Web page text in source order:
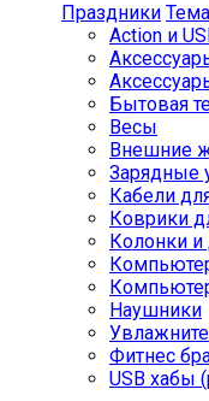
Праздники
Action и
Бытовая
Весы
Внешние
Зарядные
Кабели
Коврики
Колонки
Наушники
Фитнес
USB хабы